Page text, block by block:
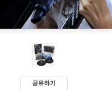
공유하기